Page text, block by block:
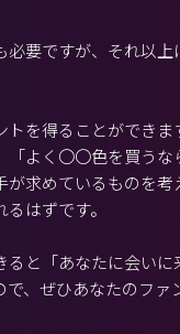
要ですが、それ以
トを得ることができ
よく〇〇色を買う
求めているものを
はずです。
と「あなたに会い
、ぜひあなたのファ